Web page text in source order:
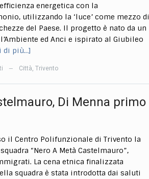
energetica con la
utilizzando la ‘luce’ come mezzo di
del Paese. Il progetto è nato da un
ed Anci e ispirato al Giubileo
di più…]
— Città, Trivento
Di Menna primo
il Centro Polifunzionale di Trivento la
“Nero A Metà Castelmauro”,
La cena etnica finalizzata
squadra è stata introdotta dai saluti